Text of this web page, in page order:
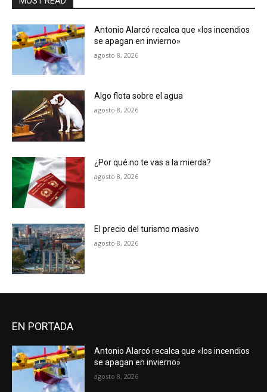
Antonio Alarcó recalca que «los incendios
se apagan en invierno»
agosto 8, 2026
Algo flota sobre el agua
agosto 8, 2026
¿Por qué no te vas a la mierda?
agosto 8, 2026
El precio del turismo masivo
agosto 8, 2026
EN PORTADA
Antonio Alarcó recalca que «los incendios
se apagan en invierno»
agosto 8, 2026